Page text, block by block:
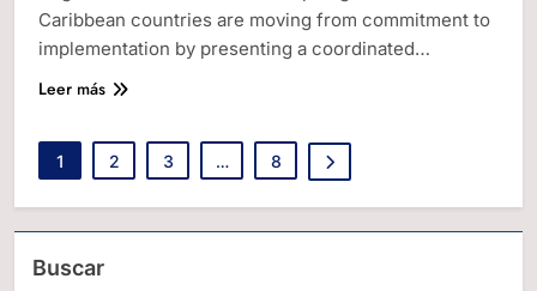
Caribbean countries are moving from commitment to
implementation by presenting a coordinated…
Leer más
1 2 3 … 8
Buscar